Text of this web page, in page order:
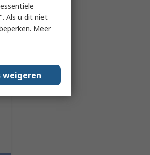
Als u dit niet
Meer
weigeren